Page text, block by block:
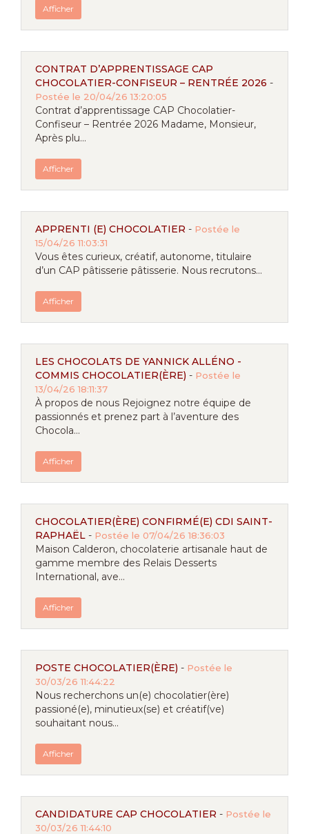
Afficher
CONTRAT D’APPRENTISSAGE CAP
CHOCOLATIER-CONFISEUR – RENTRÉE 2026 -
Postée le 20/04/26 13:20:05
Contrat d’apprentissage CAP Chocolatier-
Confiseur – Rentrée 2026 Madame, Monsieur,
Après plu...
Afficher
APPRENTI (E) CHOCOLATIER - Postée le
15/04/26 11:03:31
Vous êtes curieux, créatif, autonome, titulaire
d’un CAP pâtisserie pâtisserie. Nous recrutons...
Afficher
LES CHOCOLATS DE YANNICK ALLÉNO -
COMMIS CHOCOLATIER(ÈRE) - Postée le
13/04/26 18:11:37
À propos de nous Rejoignez notre équipe de
passionnés et prenez part à l’aventure des
Chocola...
Afficher
CHOCOLATIER(ÈRE) CONFIRMÉ(E) CDI SAINT-
RAPHAËL - Postée le 07/04/26 18:36:03
Maison Calderon, chocolaterie artisanale haut de
gamme membre des Relais Desserts
International, ave...
Afficher
POSTE CHOCOLATIER(ÈRE) - Postée le
30/03/26 11:44:22
Nous recherchons un(e) chocolatier(ère)
passioné(e), minutieux(se) et créatif(ve)
souhaitant nous...
Afficher
CANDIDATURE CAP CHOCOLATIER - Postée le
30/03/26 11:44:10